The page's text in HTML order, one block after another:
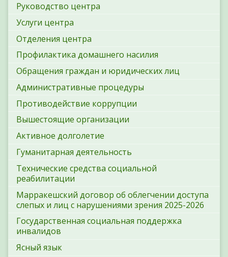
Руководство центра
Услуги центра
Отделения центра
Профилактика домашнего насилия
Обращения граждан и юридических лиц
Административные процедуры
Противодействие коррупции
Вышестоящие организации
Активное долголетие
Гуманитарная деятельность
Технические средства социальной
реабилитации
Марракешский договор об облегчении доступа
слепых и лиц с нарушениями зрения 2025-2026
Государственная социальная поддержка
инвалидов
Ясный язык